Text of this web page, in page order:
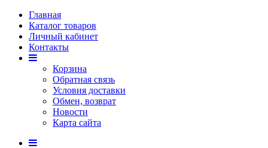
Главная
Каталог товаров
Личный кабинет
Контакты
Корзина
Обратная связь
Условия доставки
Обмен, возврат
Новости
Карта сайта